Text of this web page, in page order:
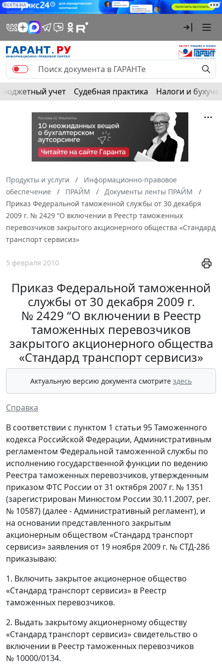
РЕКЛАМА
Бюджетный учет Судебная практика Налоги и
Продукты и услуги
Информационно-правовое
обеспечение
ПРАЙМ
Документы ленты ПРАЙМ
Приказ Федеральной таможенной службы от 30 декабря
2009 г. № 2429 “О включении в Реестр таможенных
перевозчиков закрытого акционерного общества «Стандард
транспорт сервисиз»
5 февраля 2010
Приказ Федеральной таможенной
службы от 30 декабря 2009 г.
№ 2429 “О включении в Реестр
таможенных перевозчиков
закрытого акционерного общества
«Стандард транспорт сервисиз»
Актуальную версию документа смотрите здесь
Справка
В соответствии с пунктом 1 статьи 95 Таможенного
кодекса Российской Федерации, Административным
регламентом Федеральной таможенной службы по
исполнению государственной функции по ведению
Реестра таможенных перевозчиков, утвержденным
приказом ФТС России от 31 октября 2007 г. № 1351
(зарегистрирован Минюстом России 30.11.2007, peг.
№ 10587) (далее - Административный регламент), и
на основании представленного закрытым
акционерным обществом «Стандард транспорт
сервисиз» заявления от 19 ноября 2009 г. № СТД-286
приказываю:
1. Включить закрытое акционерное общество
«Стандард транспорт сервисиз» в Реестр
таможенных перевозчиков.
2. Выдать закрытому акционерному обществу
«Стандард транспорт сервисиз» свидетельство о
включении в Реестр таможенных перевозчиков
№ 10000/0134.